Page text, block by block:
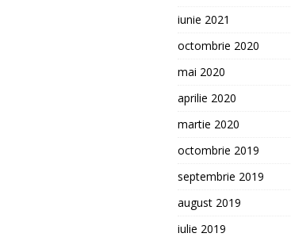
iunie 2021
octombrie 2020
mai 2020
aprilie 2020
martie 2020
octombrie 2019
septembrie 2019
august 2019
iulie 2019